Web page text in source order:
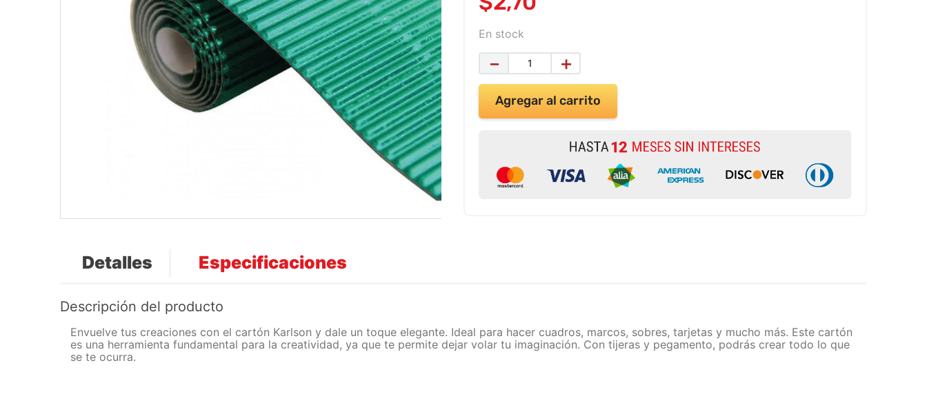
En stock
＋
－
Agregar al carrito
Detalles Especificaciones
Descripción del producto
Envuelve tus creaciones con el cartón Karlson y dale un toque elegante. Ideal para hacer cuadros, marcos, sobres, tarjetas y mucho más. Este cartón
es una herramienta fundamental para la creatividad, ya que te permite dejar volar tu imaginación. Con tijeras y pegamento, podrás crear todo lo que
se te ocurra.